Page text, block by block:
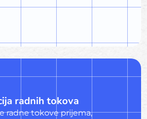
radnih tokova
radne tokove prijema,